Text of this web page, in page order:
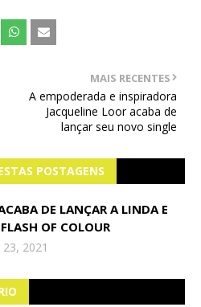
MAIS RECENTES
A empoderada e inspiradora
Jacqueline Loor acaba de
lançar seu novo single
POSTAGENS
DE LANÇAR A LINDA E
OF COLOUR
2021